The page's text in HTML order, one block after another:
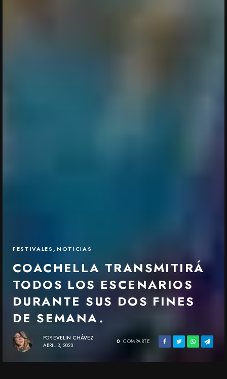
FESTIVALES, NOTICIAS
COACHELLA TRANSMITIRÁ
TODOS LOS ESCENARIOS
DURANTE SUS DOS FINES
DE SEMANA.
POR EVELIN CHÁVEZ
ABRIL 3, 2023
0 COMPARTE